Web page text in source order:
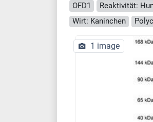
OFD1
Wirt: Kaninchen
1 image